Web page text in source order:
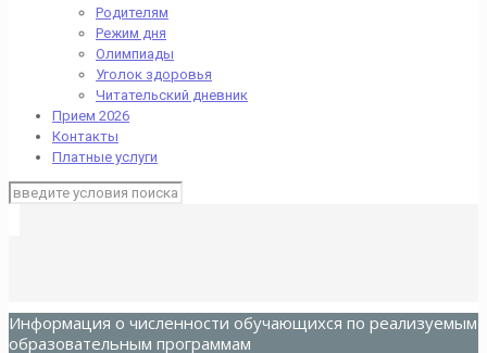
Родителям
Режим дня
Олимпиады
Уголок здоровья
Читательский дневник
Прием 2026
Контакты
Платные услуги
Информация о численности обучающихся по реализуемым
образовательным программам